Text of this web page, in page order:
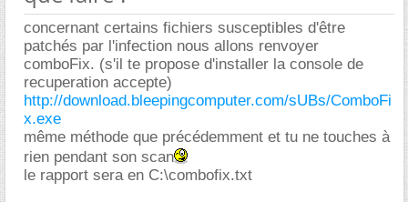
concernant certains fichiers susceptibles d'être
patchés par l'infection nous allons renvoyer
comboFix. (s'il te propose d'installer la console de
recuperation accepte)
http://download.bleepingcomputer.com/sUBs/ComboFi
x.exe
même méthode que précédemment et tu ne touches à
rien pendant son scan
le rapport sera en C:\combofix.txt